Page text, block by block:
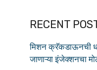
RECENT
मिशन क्रॅकडाऊनची
जाणाऱ्या इंजेक्शनचा